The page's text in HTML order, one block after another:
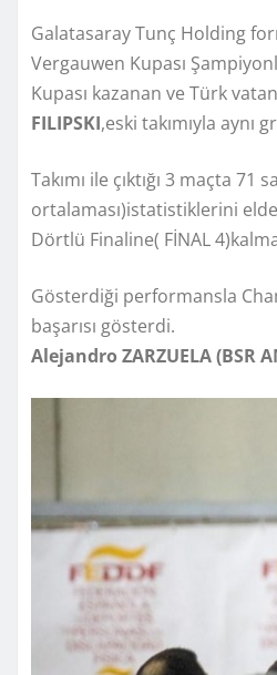
Galatasaray Tunç Holding
Vergauwen Kupası
Kupası kazanan ve Türk
FILIPSKI,eski takımıyla aynı
Takımı ile çıktığı 3 maçta
ortalaması)istatistiklerini elde
Dörtlü Finaline( FİNAL
Gösterdiği performansla
başarısı gösterdi.
Alejandro ZARZUELA (BSR